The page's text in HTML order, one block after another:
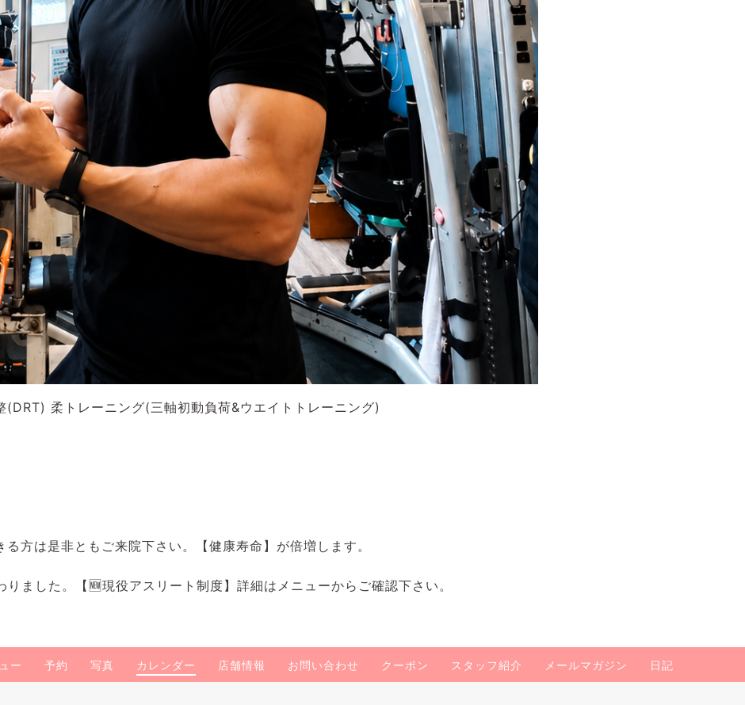
柔トレーニング(三軸初動負荷&ウエイトトレーニング)
方は是非ともご来院下さい。【健康寿命】が倍増します。
ました。【🆕現役アスリート制度】詳細はメニューからご確認下さい。
ー 予約 写真 カレンダー 店舗情報 お問い合わせ クーポン スタッフ紹介 メールマガジン 日記